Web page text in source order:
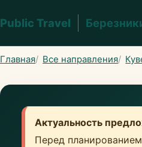
Public Travel
Главная Все направления
Актуальность
Перед